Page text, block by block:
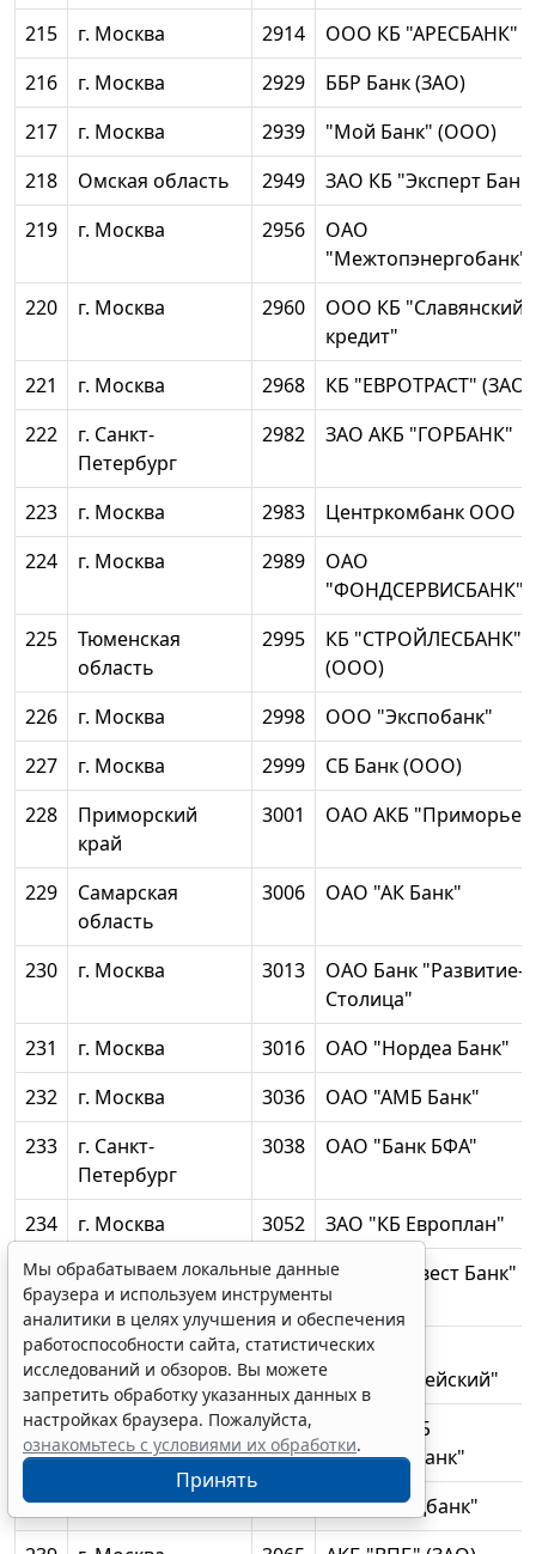
215
г. Москва 2914
ООО КБ "АРЕСБАНК"
216
г. Москва 2929
ББР Банк (ЗАО)
217
г. Москва 2939
"Мой Банк" (ООО)
218
Омская область 2949
ЗАО КБ "Эксперт
219
г. Москва 2956
ОАО
"Межтопэнергобанк"
220
г. Москва 2960
ООО КБ "Славянский
кредит"
221
г. Москва 2968
КБ "ЕВРОТРАСТ" (ЗАО)
222
г. Санкт-
Петербург
2982 ЗАО АКБ "ГОРБАНК"
223 г. Москва 2983
Центркомбанк ООО
224
г. Москва 2989
ОАО
"ФОНДСЕРВИСБАНК"
225
Тюменская
область
2995
КБ "СТРОЙЛЕСБАНК"
(ООО)
226
г. Москва 2998
ООО "Экспобанк"
227
г. Москва 2999
СБ Банк (ООО)
228
Приморский
край
3001 ОАО АКБ "Приморье"
229
Самарская
область
3006 ОАО "АК Банк"
230 г. Москва 3013
ОАО Банк "Развитие-
Столица"
231
г. Москва 3016
ОАО "Нордеа Банк"
232
г. Москва 3036
ОАО "АМБ Банк"
233
г. Санкт-
Петербург
3038 ОАО "Банк БФА"
234 г. Москва 3052
ЗАО "КБ Европлан"
235
г. Москва 3053
"Гранд Инвест Банк"
(ОАО)
236
г. Москва 3054
ООО КБ
"Адмиралтейский"
237
Республика
Татарстан
3058
ОАО "АИКБ
"Татфондбанк"
238
г. Москва 3064
ОАО "Сведбанк"
Мы обрабатываем локальные данные
браузера и используем инструменты
аналитики в целях улучшения и обеспечения
работоспособности сайта, статистических
исследований и обзоров. Вы можете
запретить обработку указанных данных в
настройках браузера. Пожалуйста,
ознакомьтесь с условиями их обработки.
Принять